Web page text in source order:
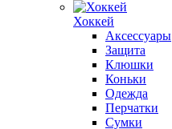
Хоккей
Аксессуары
Защита
Клюшки
Коньки
Одежда
Перчатки
Сумки